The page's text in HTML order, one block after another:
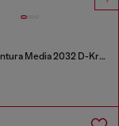
Regular Cintura Media 2032 D-Krooley Joggjeans®